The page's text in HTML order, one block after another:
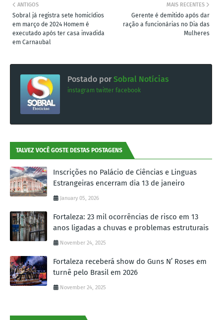
MAIS RECENTES
Gerente é demitido após dar
ração a funcionárias no Dia das
Mulheres
ANTIGOS
Sobral já registra sete homicídios
em março de 2024 Homem é
executado após ter casa invadida
em Carnaubal
Postado por Sobral Notícias
instagram twitter facebook
TALVEZ VOCÊ GOSTE DESTAS POSTAGENS
Inscrições no Palácio de Ciências e Linguas
Estrangeiras encerram dia 13 de janeiro
January 05, 2026
Fortaleza: 23 mil ocorrências de risco em 13
anos ligadas a chuvas e problemas estruturais
November 24, 2025
Fortaleza receberá show do Guns N’ Roses em
turnê pelo Brasil em 2026
November 24, 2025